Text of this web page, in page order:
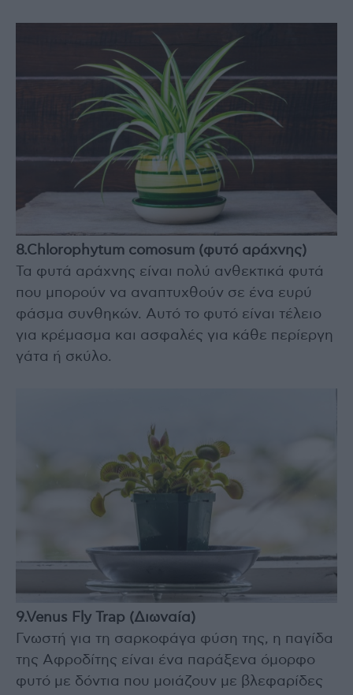
8.Chlorophytum comosum (φυτό αράχνης)
Τα φυτά αράχνης είναι πολύ ανθεκτικά φυτά
που μπορούν να αναπτυχθούν σε ένα ευρύ
φάσμα συνθηκών. Αυτό το φυτό είναι τέλειο
για κρέμασμα και ασφαλές για κάθε περίεργη
γάτα ή σκύλο.
9.Venus Fly Trap (Διωναία)
Γνωστή για τη σαρκοφάγα φύση της, η παγίδα
της Αφροδίτης είναι ένα παράξενα όμορφο
φυτό με δόντια που μοιάζουν με βλεφαρίδες